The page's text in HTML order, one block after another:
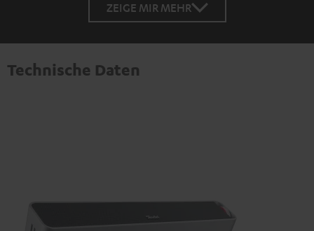
ZEIGE MIR MEHR
Technische Daten